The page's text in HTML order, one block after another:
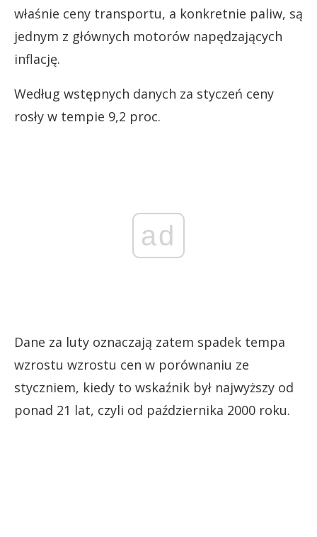
właśnie ceny transportu, a konkretnie paliw, są
jednym z głównych motorów napędzających
inflację.
Według wstępnych danych za styczeń ceny
rosły w tempie 9,2 proc.
ad
Dane za luty oznaczają zatem spadek tempa
wzrostu wzrostu cen w porównaniu ze
styczniem, kiedy to wskaźnik był najwyższy od
ponad 21 lat, czyli od października 2000 roku.